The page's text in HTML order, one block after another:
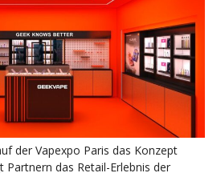
der Vapexpo Paris das Konzept
Partnern das Retail-Erlebnis der